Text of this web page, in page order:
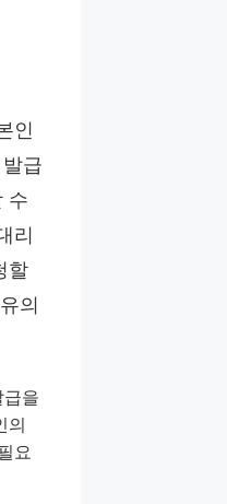
인
급
수
리
할
의
을
의
요